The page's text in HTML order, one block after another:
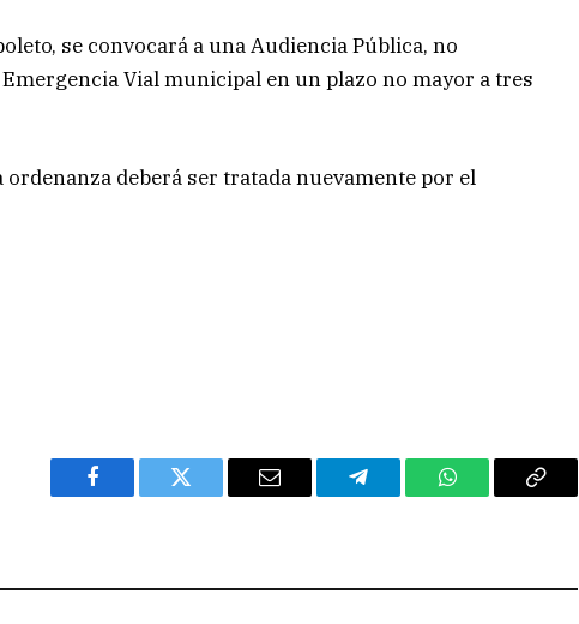
se convocará a una Audiencia Pública, no
Vial municipal en un plazo no mayor a tres
deberá ser tratada nuevamente por el
Facebook Twitter Email Telegram WhatsAppCopy